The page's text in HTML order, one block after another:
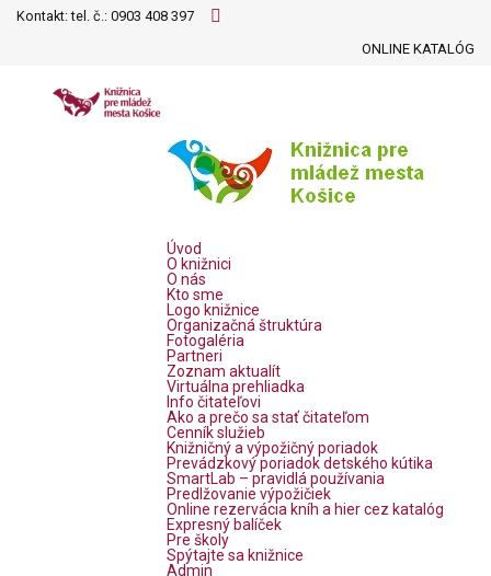
Kontakt: tel. č.: 0903 408 397
ONLINE KATALÓG
Úvod
O knižnici
O nás
Kto sme
Logo knižnice
Organizačná štruktúra
Fotogaléria
Partneri
Zoznam aktualít
Virtuálna prehliadka
Info čitateľovi
Ako a prečo sa stať čitateľom
Cenník služieb
Knižničný a výpožičný poriadok
Prevádzkový poriadok detského kútika
SmartLab – pravidlá používania
Predlžovanie výpožičiek
Online rezervácia kníh a hier cez katalóg
Expresný balíček
Pre školy
Spýtajte sa knižnice
Admin